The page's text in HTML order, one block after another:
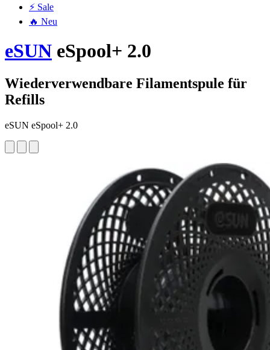
⚡ Sale
🔥 Neu
eSUN eSpool+ 2.0
Wiederverwendbare Filamentspule für
Refills
eSUN eSpool+ 2.0